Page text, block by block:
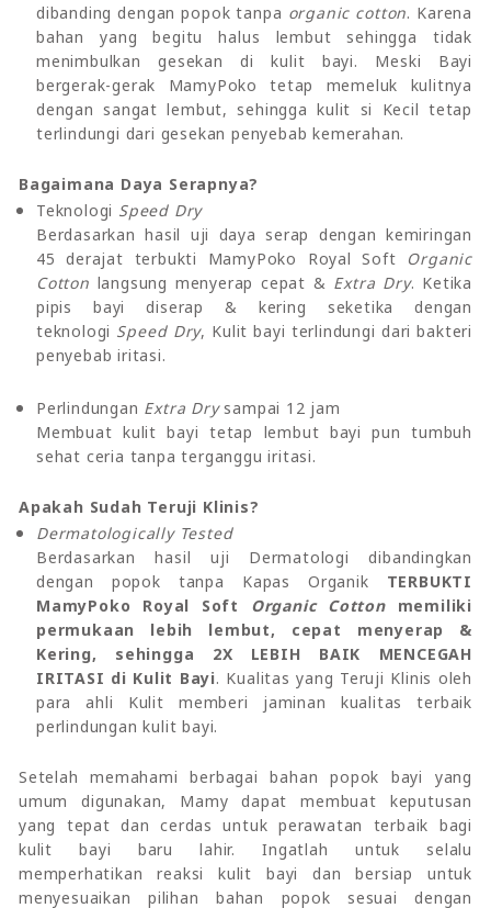
dibanding dengan popok tanpa organic cotton. Karena
bahan yang begitu halus lembut sehingga tidak
menimbulkan gesekan di kulit bayi. Meski Bayi
bergerak-gerak MamyPoko tetap memeluk kulitnya
dengan sangat lembut, sehingga kulit si Kecil tetap
terlindungi dari gesekan penyebab kemerahan.
Bagaimana Daya Serapnya?
Teknologi Speed Dry
Berdasarkan hasil uji daya serap dengan kemiringan
45 derajat terbukti MamyPoko Royal Soft Organic
Cotton langsung menyerap cepat & Extra Dry. Ketika
pipis bayi diserap & kering seketika dengan
teknologi Speed Dry, Kulit bayi terlindungi dari bakteri
penyebab iritasi.
Perlindungan Extra Drysampai 12 jam
Membuat kulit bayi tetap lembut bayi pun tumbuh
sehat ceria tanpa terganggu iritasi.
Apakah Sudah Teruji Klinis?
Dermatologically Tested
Berdasarkan hasil uji Dermatologi dibandingkan
dengan popok tanpa Kapas Organik TERBUKTI
MamyPoko Royal Soft Organic Cottonmemiliki
permukaan lebih lembut, cepat menyerap &
Kering, sehingga 2X LEBIH BAIK MENCEGAH
IRITASI di Kulit Bayi. Kualitas yang Teruji Klinis oleh
para ahli Kulit memberi jaminan kualitas terbaik
perlindungan kulit bayi.
Setelah memahami berbagai bahan popok bayi yang
umum digunakan, Mamy dapat membuat keputusan
yang tepat dan cerdas untuk perawatan terbaik bagi
kulit bayi baru lahir. Ingatlah untuk selalu
memperhatikan reaksi kulit bayi dan bersiap untuk
menyesuaikan pilihan bahan popok sesuai dengan